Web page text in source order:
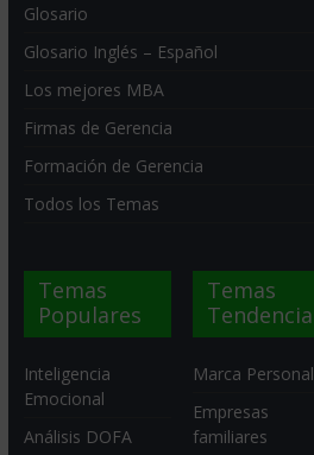
Glosario
Glosario Inglés – Español
Los mejores MBA
Firmas de Gerencia
Formación de Gerencia
Todos los Temas
Temas
Populares
Inteligencia
Emocional
Análisis DOFA
Temas
Tendencia
Marca Personal
Empresas
familiares